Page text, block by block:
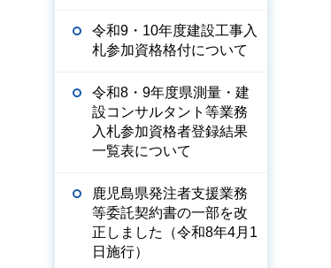
令和9・10年度建設工事入
札参加資格格付について
令和8・9年度県測量・建
設コンサルタント等業務
入札参加資格者登録結果
一覧表について
鹿児島県発注者支援業務
等委託契約書の一部を改
正しました（令和8年4月1
日施行）